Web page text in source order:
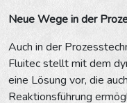
Neue Wege in der
Auch in der
Fluitec stellt mit dem
eine Lösung vor, die
Reaktionsführung